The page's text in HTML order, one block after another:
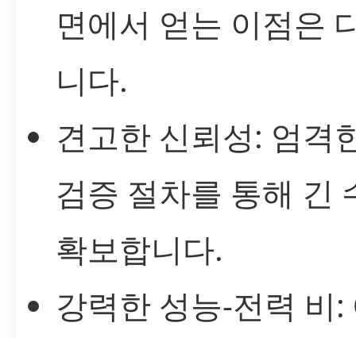
면에서 얻는 이점은
니다.
견고한 신뢰성: 엄격
검증 절차를 통해 긴
확보합니다.
강력한 성능-전력 비